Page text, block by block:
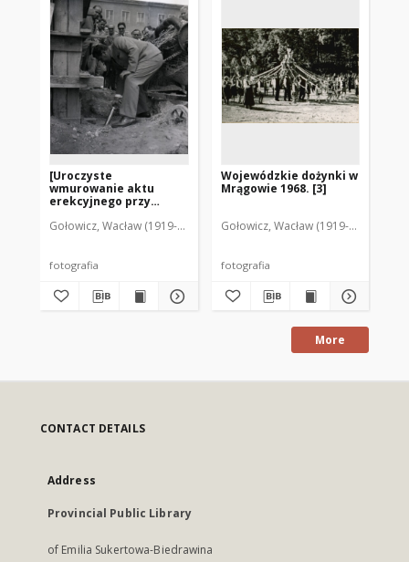
[Uroczyste
wmurowanie aktu
erekcyjnego przy
Mrągowie 1969]
Gołowicz, Wacław (1919-1983). Fot.
fotografia
Wojewódzkie dożynki w
Mrągowie 1968. [3]
Gołowicz, Wacław (1919-1983). Fot.
fotografia
More
CONTACT DETAILS
Address
Provincial Public Library
of Emilia Sukertowa-Biedrawina